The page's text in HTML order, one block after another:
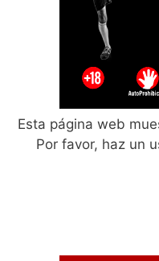
Esta página web
Por favor, haz un